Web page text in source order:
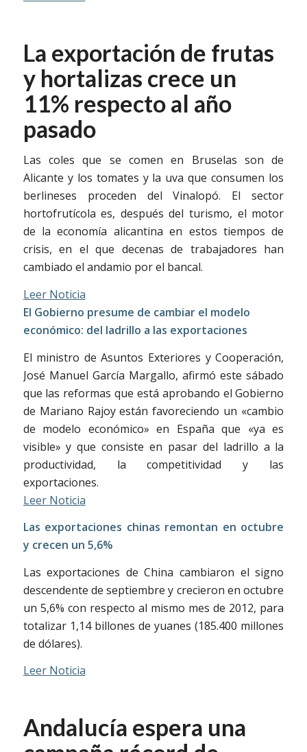
La exportación de frutas
y hortalizas crece un
11% respecto al año
pasado
Las coles que se comen en Bruselas son de
Alicante y los tomates y la uva que consumen los
berlineses proceden del Vinalopó. El sector
hortofrutícola es, después del turismo, el motor
de la economía alicantina en estos tiempos de
crisis, en el que decenas de trabajadores han
cambiado el andamio por el bancal.
Leer Noticia
El Gobierno presume de cambiar el modelo
económico: del ladrillo a las exportaciones
El ministro de Asuntos Exteriores y Cooperación,
José Manuel García Margallo, afirmó este sábado
que las reformas que está aprobando el Gobierno
de Mariano Rajoy están favoreciendo un «cambio
de modelo económico» en España que «ya es
visible» y que consiste en pasar del ladrillo a la
productividad, la competitividad y las
exportaciones.
Leer Noticia
Las exportaciones chinas remontan en octubre
y crecen un 5,6%
Las exportaciones de China cambiaron el signo
descendente de septiembre y crecieron en octubre
un 5,6% con respecto al mismo mes de 2012, para
totalizar 1,14 billones de yuanes (185.400 millones
de dólares).
Leer Noticia
Andalucía espera una